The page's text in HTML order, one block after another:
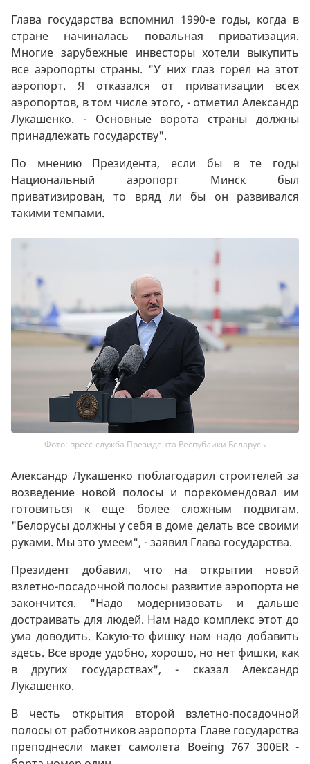
Глава государства вспомнил 1990-е годы, когда в
стране начиналась повальная приватизация.
Многие зарубежные инвесторы хотели выкупить
все аэропорты страны. "У них глаз горел на этот
аэропорт. Я отказался от приватизации всех
аэропортов, в том числе этого, - отметил Александр
Лукашенко. - Основные ворота страны должны
принадлежать государству".
По мнению Президента, если бы в те годы
Национальный аэропорт Минск был
приватизирован, то вряд ли бы он развивался
такими темпами.
Фото: пресс-служба Президента Республики Беларусь
Александр Лукашенко поблагодарил строителей за
возведение новой полосы и порекомендовал им
готовиться к еще более сложным подвигам.
"Белорусы должны у себя в доме делать все своими
руками. Мы это умеем", - заявил Глава государства.
Президент добавил, что на открытии новой
взлетно-посадочной полосы развитие аэропорта не
закончится. "Надо модернизовать и дальше
достраивать для людей. Нам надо комплекс этот до
ума доводить. Какую-то фишку нам надо добавить
здесь. Все вроде удобно, хорошо, но нет фишки, как
в других государствах", - сказал Александр
Лукашенко.
В честь открытия второй взлетно-посадочной
полосы от работников аэропорта Главе государства
преподнесли макет самолета Boeing 767 300ER -